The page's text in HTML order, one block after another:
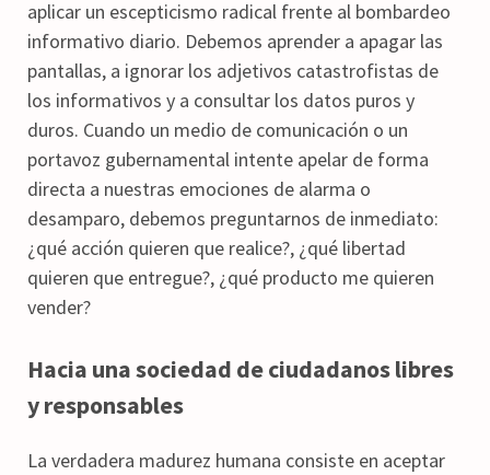
aplicar un escepticismo radical frente al bombardeo
informativo diario. Debemos aprender a apagar las
pantallas, a ignorar los adjetivos catastrofistas de
los informativos y a consultar los datos puros y
duros. Cuando un medio de comunicación o un
portavoz gubernamental intente apelar de forma
directa a nuestras emociones de alarma o
desamparo, debemos preguntarnos de inmediato:
¿qué acción quieren que realice?, ¿qué libertad
quieren que entregue?, ¿qué producto me quieren
vender?
Hacia una sociedad de ciudadanos libres
y responsables
La verdadera madurez humana consiste en aceptar